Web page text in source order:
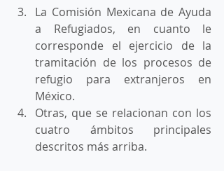
La Comisión Mexicana de Ayuda
a Refugiados, en cuanto le
corresponde el ejercicio de la
tramitación de los procesos de
refugio para extranjeros en
México.
Otras, que se relacionan con los
cuatro ámbitos principales
descritos más arriba.